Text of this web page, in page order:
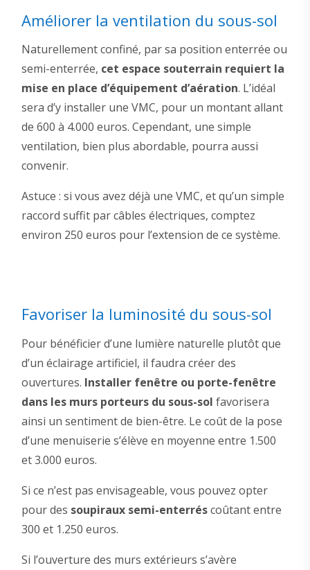
Améliorer la ventilation du sous-sol
Naturellement confiné, par sa position enterrée ou
semi-enterrée, cet espace souterrain requiert la
mise en place d’équipement d’aération. L’idéal
sera d’y installer une VMC, pour un montant allant
de 600 à 4.000 euros. Cependant, une simple
ventilation, bien plus abordable, pourra aussi
convenir.
Astuce : si vous avez déjà une VMC, et qu’un simple
raccord suffit par câbles électriques, comptez
environ 250 euros pour l’extension de ce système.
Favoriser la luminosité du sous-sol
Pour bénéficier d’une lumière naturelle plutôt que
d’un éclairage artificiel, il faudra créer des
ouvertures. Installer fenêtre ou porte-fenêtre
dans les murs porteurs du sous-sol favorisera
ainsi un sentiment de bien-être. Le coût de la pose
d’une menuiserie s’élève en moyenne entre 1.500
et 3.000 euros.
Si ce n’est pas envisageable, vous pouvez opter
pour des soupiraux semi-enterréscoûtant entre
300 et 1.250 euros.
Si l’ouverture des murs extérieurs s’avère